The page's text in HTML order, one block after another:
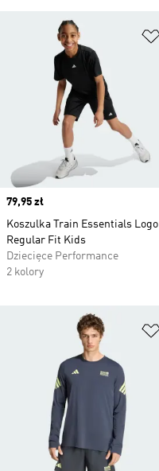
Price
79,95 zł
Koszulka Train Essentials Logo
Regular Fit Kids
Dziecięce Performance
2 kolory